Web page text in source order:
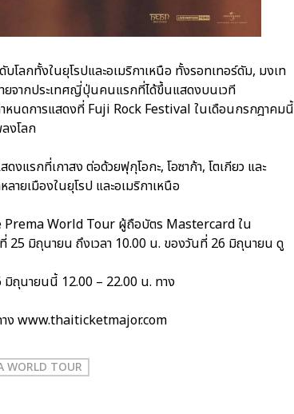
โลกทั้งในยุโรปและอเมริกาเหนือ ทั้งรอทเทอร์ดัม, มงเท
ยจากประเทศญี่ปุ่นคนแรกที่ได้ขึ้นแสดงบนเวที
นดการแสดงที่ Fuji Rock Festival ในเดือนกรกฎาคมนี้
งโลก
แรกที่เกาสง ต่อด้วยฟุกุโอกะ, โอซาก้า, โตเกียว และ
ยเมืองในยุโรป และอเมริกาเหนือ
Prema World Tour ผู้ถือบัตร Mastercard ใน
25 มิถุนายน ถึงเวลา 10.00 น. ของวันที่ 26 มิถุนายน ดู
ถุนายนนี้ 12.00 – 22.00 น. ทาง
าง www.thaiticketmajor.com
WORLD TOUR